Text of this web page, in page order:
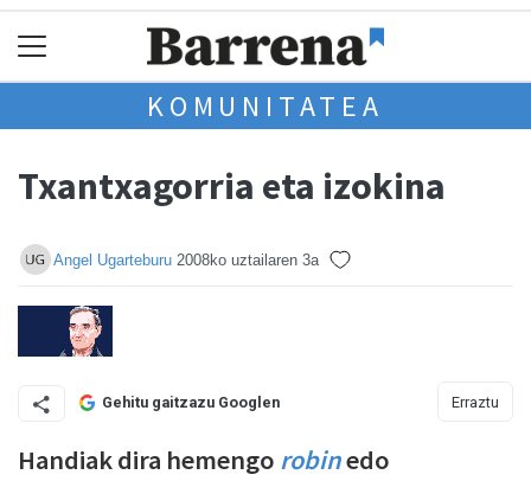
KOMUNITATEA
Txantxagorria eta izokina
Angel Ugarteburu 2008ko uztailaren 3a
Gehitu gaitzazu Googlen Erraztu
Handiak dira hemengo robinedo